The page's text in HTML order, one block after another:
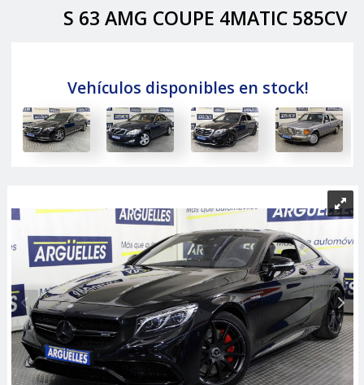
S 63 AMG COUPE 4MATIC 585CV
Vehículos disponibles en stock!